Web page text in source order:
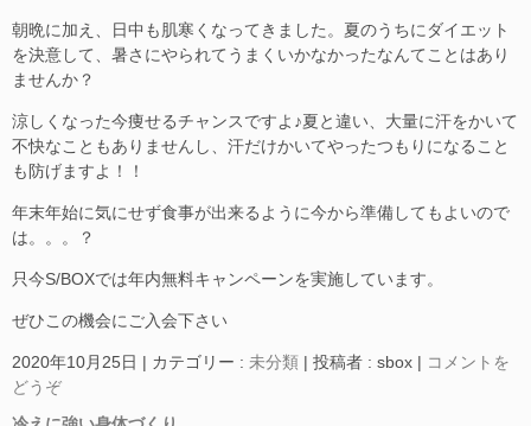
朝晩に加え、日中も肌寒くなってきました。夏のうちにダイエット
を決意して、暑さにやられてうまくいかなかったなんてことはあり
ませんか？
涼しくなった今痩せるチャンスですよ♪夏と違い、大量に汗をかいて
不快なこともありませんし、汗だけかいてやったつもりになること
も防げますよ！！
年末年始に気にせず食事が出来るように今から準備してもよいので
は。。。？
只今S/BOXでは年内無料キャンペーンを実施しています。
ぜひこの機会にご入会下さい
2020年10月25日 | カテゴリー : 未分類 | 投稿者 : sbox | コメントを
どうぞ